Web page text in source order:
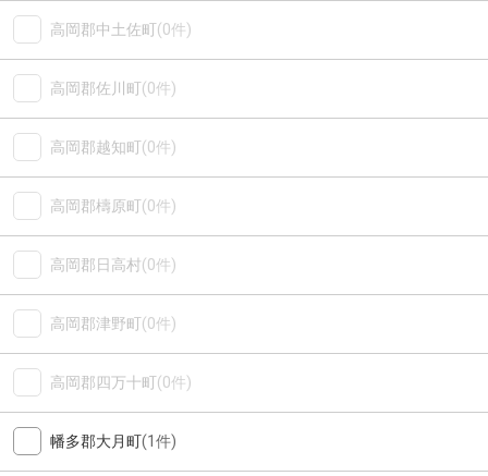
高岡郡中土佐町(0件)
高岡郡佐川町(0件)
高岡郡越知町(0件)
高岡郡檮原町(0件)
高岡郡日高村(0件)
高岡郡津野町(0件)
高岡郡四万十町(0件)
幡多郡大月町(1件)